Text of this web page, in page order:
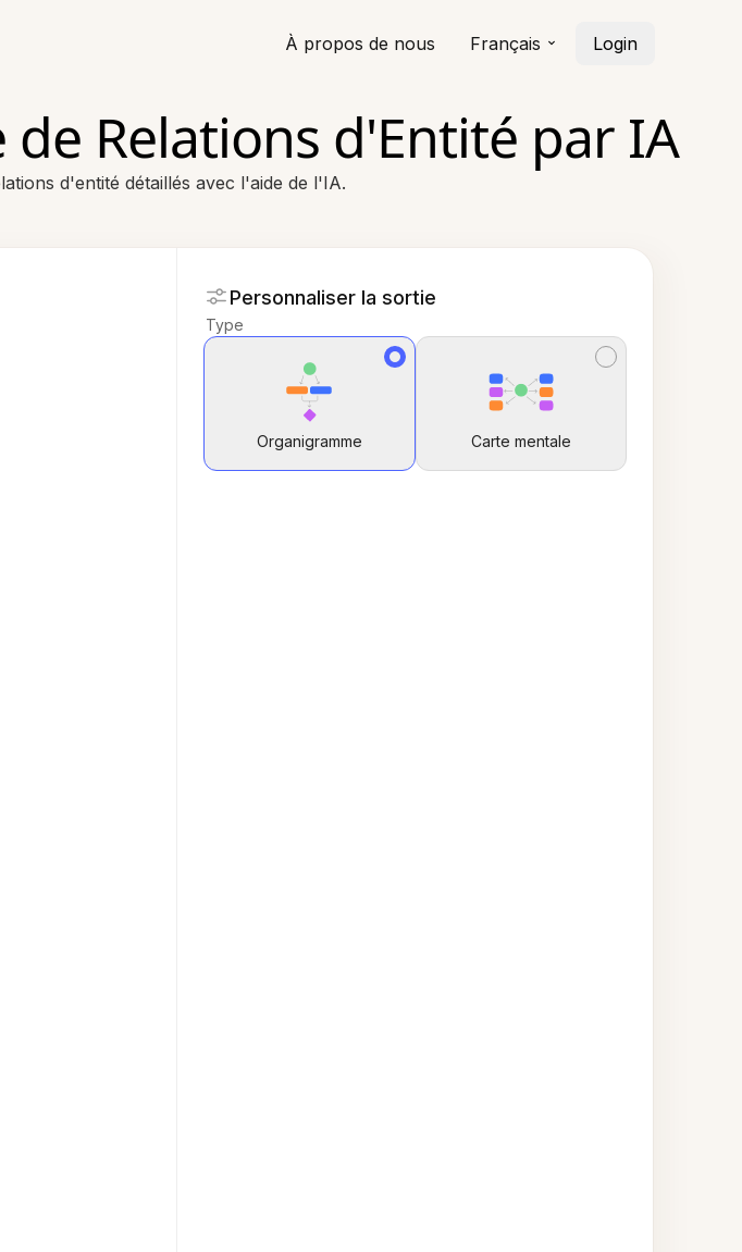
À propos de nous Français Login
Relations d'Entité par IA
d'entité détaillés avec l'aide de l'IA.
Personnaliser la sortie
Type
Organigramme Carte mentale